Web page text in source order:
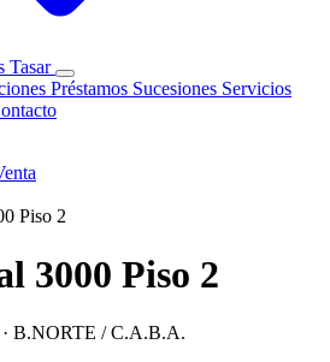
Tasar
Préstamos Sucesiones Servicios
Piso 2
3000 Piso 2
· B.NORTE / C.A.B.A.